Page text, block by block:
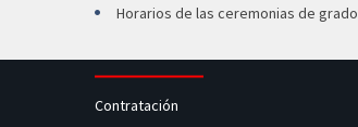
Horarios de las ceremonias de grado
Contratación